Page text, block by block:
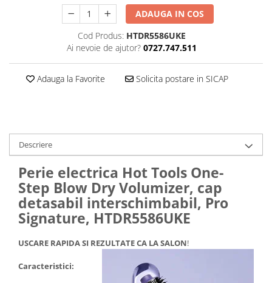
Ingrijire personala
Cantare corporale
Tratamente ingrjire corp
Irigatoare bucale
Accesorii si rezerve
Ondulatoare si placi de par
Ondulatoare
Placi de par
Uscatoare si perii electrice
Uscatoare
Articole ingrijire copii
ADAUGA IN COS
Cod Produs: HTDR5586UKE
Ai nevoie de ajutor? 0727.747.511
Adauga la Favorite Solicita postare in SICAP
Descriere
Perie electrica Hot Tools One-
Step Blow Dry Volumizer, cap
detasabil interschimbabil, Pro
Signature, HTDR5586UKE
USCARE RAPIDA SI REZULTATE CA LA SALON!
Caracteristici: